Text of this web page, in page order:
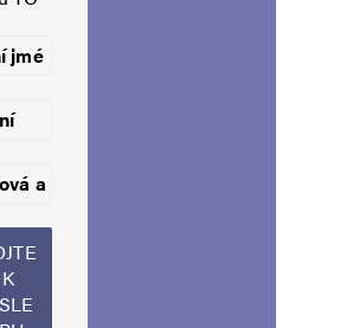
jméno, e-mail a webovou stránku pro budoucí
e-mailem.